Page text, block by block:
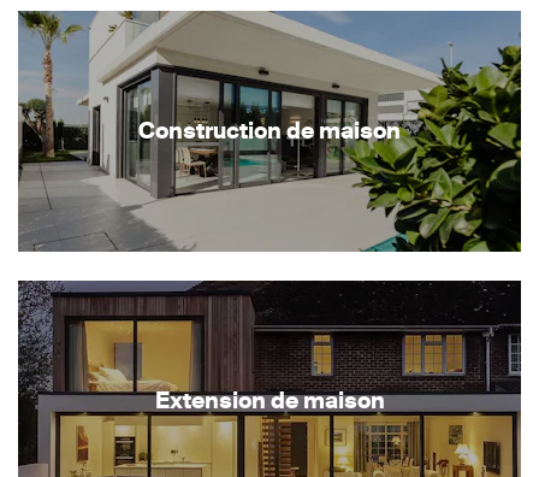
Construction de maison
Extension de maison